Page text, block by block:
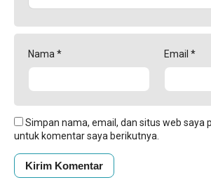
Nama * Email *
Simpan nama, email, dan situs web saya
untuk komentar saya berikutnya.